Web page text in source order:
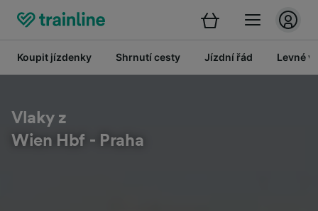
Koupit jízdenky Shrnutí cesty Jízdní řád Levné
Vlaky z
Wien Hbf - Praha